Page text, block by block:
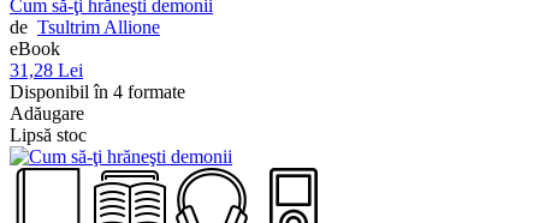
Cum să-ţi hrăneşti demonii
de Tsultrim Allione
eBook
31,28 Lei
Disponibil în 4 formate
Adăugare
Lipsă stoc